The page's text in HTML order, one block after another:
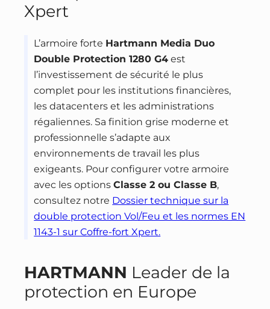
Xpert
L’armoire forte Hartmann Media Duo
Double Protection 1280 G4 est
l’investissement de sécurité le plus
complet pour les institutions financières,
les datacenters et les administrations
régaliennes. Sa finition grise moderne et
professionnelle s’adapte aux
environnements de travail les plus
exigeants. Pour configurer votre armoire
avec les optionsClasse 2 ou Classe B,
consultez notre Dossier technique sur la
double protection Vol/Feu et les normes EN
1143-1 sur Coffre-fort Xpert.
HARTMANN Leader de la
protection en Europe